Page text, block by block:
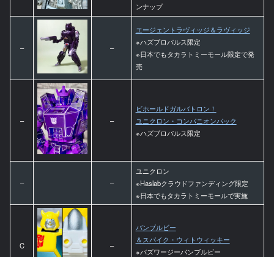
ンナップ
– –
エージェントラヴィッジ＆ラヴィッジ
※ハズブロパルス限定
※日本でもタカラトミーモール限定で発
売
– –
ビホールドガルバトロン！
ユニクロン・コンパニオンパック
※ハズブロパルス限定
– –
ユニクロン
※Haslabクラウドファンディング限定
※日本でもタカラトミーモールで実施
C –
バンブルビー
＆スパイク・ウィトウィッキー
※バズワージーバンブルビー